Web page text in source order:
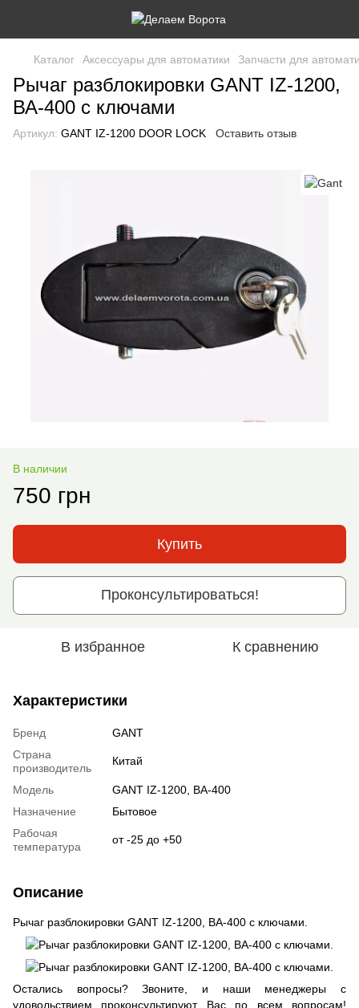
Каталог Аксессуары для автоматики Запчасти для
Рычаг разблокировки GANT IZ-1200,
ВА-400 с ключами
Артикул: GANT IZ-1200 DOOR LOCK Оставить отзыв
В наличии
750 грн
Купить
Проконсультироваться!
В избранное К сравнению
Характеристики
Бренд
GANT
Страна
производитель
Китай
Модель
GANT IZ-1200, ВА-400
Назначение
Бытовое
Рабочая
температура
от -25 до +50
Описание
Рычаг разблокировки GANT IZ-1200, ВА-400 с ключами.
Остались вопросы? Звоните, и наши менеджеры с
удовольствием проконсультируют Вас по всем вопросам!